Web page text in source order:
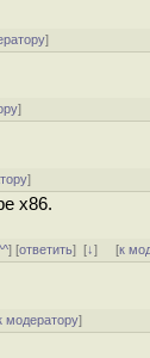
]
]
]
x86.
] [ответить][↓] [к
модератору]